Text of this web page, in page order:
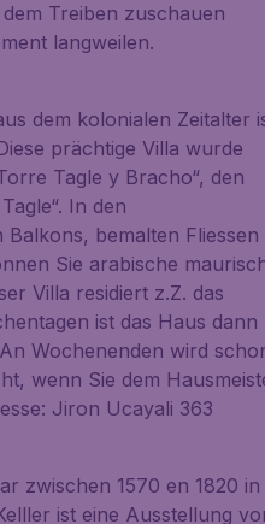
Treiben zuschauen
langweilen.
dem kolonialen Zeitalter
prächtige Villa wurde
Tagle y Bracho“, den
In den
bemalten Fliessen
Sie arabische
Villa residiert z.Z. das
ist das Haus dann
Wochenenden wird
wenn Sie dem
Jiron Ucayali 363
zwischen 1570 en 1820 in
ist eine Ausstellung